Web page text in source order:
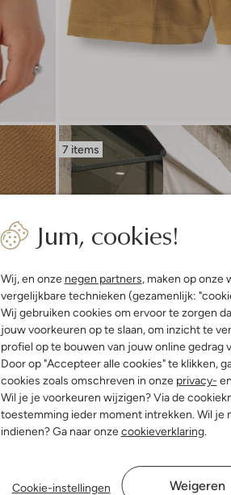
Jum, cookies!
Wij, en onze negen partners, maken op onze
vergelijkbare technieken (gezamenlijk:
Wij gebruiken cookies om ervoor te zorgen
jouw voorkeuren op te slaan, om inzicht te
profiel op te bouwen van jouw online gedrag
Door op "Accepteer alle cookies" te klikken,
cookies zoals omschreven in onze privacy- en
Wil je je voorkeuren wijzigen? Via de
toestemming ieder moment intrekken. Wil je
indienen? Ga naar onzecookieverklaring.
Cookie-instellingen Weigeren
7 items